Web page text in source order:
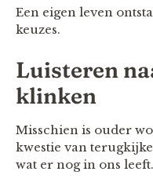
Een eigen leven
keuzes.
Luisteren
klinken
Misschien is ouder
kwestie van
wat er nog in ons leeft.